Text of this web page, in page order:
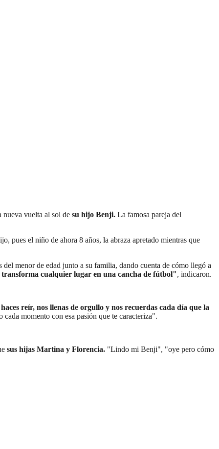
nueva vuelta al sol de su hijo Benji. La famosa pareja del
pues el niño de ahora 8 años, la abraza apretado mientras que
menor de edad junto a su familia, dando cuenta de cómo llegó a
cualquier lugar en una cancha de fútbol", indicaron.
reír, nos llenas de orgullo y nos recuerdas cada día que la
momento con esa pasión que te caracteriza".
sus hijas Martina y Florencia. "Lindo mi Benji", "oye pero cómo